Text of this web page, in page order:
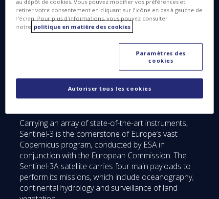
After the launch and early orbit phase (LEOP),
which proceeded very quickly for such a complex
Agency (ESA) and Eumetsat (European
Meteorological Satellite organization) carried out all
operations needed to commission the various
instruments and also adjusted data calibrations so
that Eumetsat‘s Darmstadt facility could take over all
routine operations.
Carrying an array of state-of-the-art instruments,
Sentinel-3 is the cornerstone of Europe’s vast
Copernicus program, conducted by ESA in
conjunction with the European Commission. The
Sentinel-3A satellite carries four main payloads to
perform its missions, which include oceanography,
continental hydrology and surveillance of land
au dépôt de cookies. Vous pouvez modifier vos préférences et
retirer votre consentement en cliquant sur l'icône en bas à gauche de
l'écran. Pour plus d'informations, vous pouvez consulter
notre politique en matière des cookies
Paramètres des
cookies
Autoriser tous les cookies